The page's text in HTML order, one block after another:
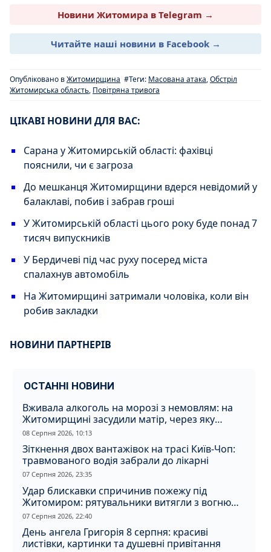
Новини Житомира в Telegram →
Читайте наші новини в Facebook →
Опубліковано вЖитомирщина #Теги: Масована атака,Обстріл
Житомирська область, Повітряна тривога
ЦІКАВІ НОВИНИ ДЛЯ ВАС:
Сарана у Житомирській області: фахівці
пояснили, чи є загроза
До мешканця Житомирщини вдерся невідомий у
балаклаві, побив і забрав гроші
У Житомирській області цього року буде понад 7
тисяч випускників
У Бердичеві під час руху посеред міста
спалахнув автомобіль
На Житомирщині затримали чоловіка, коли він
робив закладки
НОВИНИ ПАРТНЕРІВ
ОСТАННІ НОВИНИ
Вживала алкоголь на морозі з немовлям: на
Житомирщині засудили матір, через яку
дитина отримала обмороження
08 Серпня 2026, 10:13
Зіткнення двох вантажівок на трасі Київ-Чоп:
травмованого водія забрали до лікарні
07 Серпня 2026, 23:35
Удар блискавки спричинив пожежу під
Житомиром: рятувальники витягли з вогню
кота
07 Серпня 2026, 22:40
День ангела Григорія 8 серпня: красиві
листівки, картинки та душевні привітання